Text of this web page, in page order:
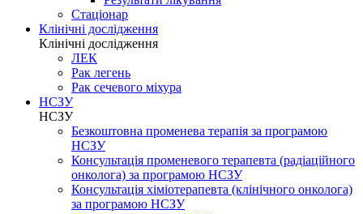
Стаціонар
Клінічні дослідження
Клінічні дослідження
ЛЕК
Рак легень
Рак сечевого міхура
НСЗУ
НСЗУ
Безкоштовна променева терапія за програмою
НСЗУ
Консультація променевого терапевта (радіаційного
онколога) за програмою НСЗУ
Консультація хіміотерапевта (клінічного онколога)
за програмою НСЗУ